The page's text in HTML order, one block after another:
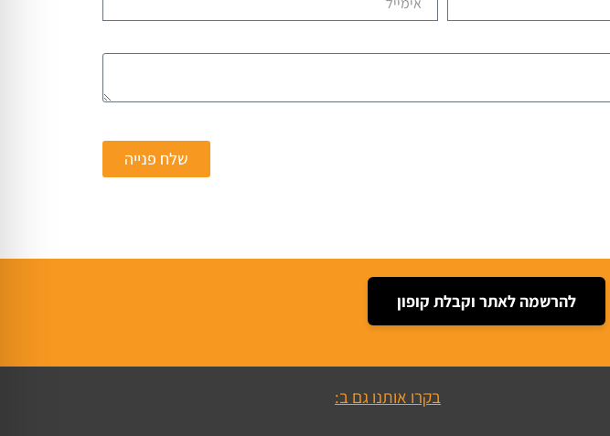
שלח פנייה
להרשמה לאתר וקבלת קופון
בקרו אותנו גם ב: